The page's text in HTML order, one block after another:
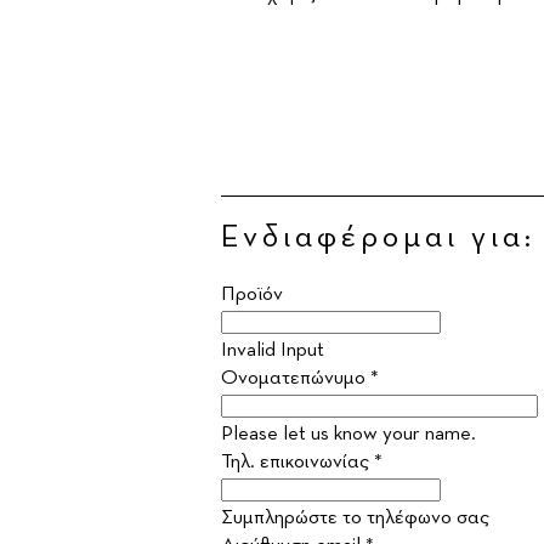
Ενδιαφέρομαι για:
Προϊόν
Invalid Input
Ονοματεπώνυμο *
Please let us know your name.
Τηλ. επικοινωνίας *
Συμπληρώστε το τηλέφωνο σας